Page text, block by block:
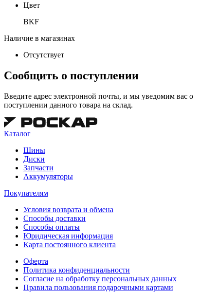
Цвет
BKF
Наличие в магазинах
Отсутствует
Сообщить о поступлении
Введите адрес электронной почты, и мы уведомим вас о
поступлении данного товара на склад.
Каталог
Шины
Диски
Запчасти
Аккумуляторы
Покупателям
Условия возврата и обмена
Способы доставки
Способы оплаты
Юридическая информация
Карта постоянного клиента
Оферта
Политика конфиденциальности
Согласие на обработку персональных данных
Правила пользования подарочными картами